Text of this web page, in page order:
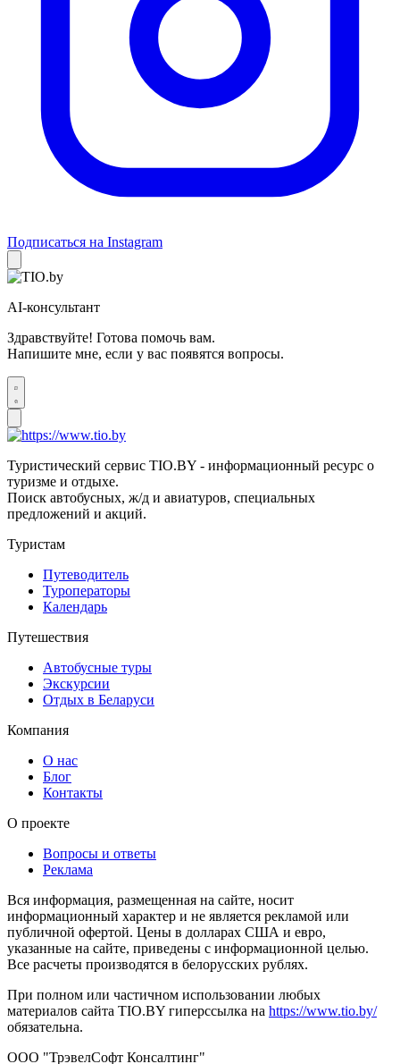
Подписаться на Instagram
AI-консультант
Здравствуйте! Готова помочь вам.
Напишите мне, если у вас появятся вопросы.
Туристический сервис TIO.BY - информационный ресурс о
туризме и отдыхе.
Поиск автобусных, ж/д и авиатуров, специальных
предложений и акций.
Туристам
Путеводитель
Туроператоры
Календарь
Путешествия
Автобусные туры
Экскурсии
Отдых в Беларуси
Компания
О нас
Блог
Контакты
О проекте
Вопросы и ответы
Реклама
Вся информация, размещенная на сайте, носит
информационный характер и не является рекламой или
публичной офертой. Цены в долларах США и евро,
указанные на сайте, приведены с информационной целью.
Все расчеты производятся в белорусских рублях.
При полном или частичном использовании любых
материалов сайта TIO.BY гиперссылка на https://www.tio.by/
обязательна.
ООО "ТрэвелСофт Консалтинг"